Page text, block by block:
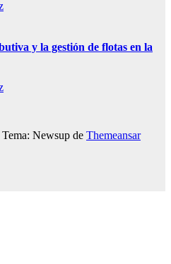
y la gestión de flotas en la
Tema: Newsup de Themeansar